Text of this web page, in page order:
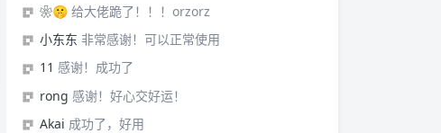
❀🤫 给大佬跪了！！！orzorz
小东东 非常感谢！可以正常使用
11 感谢！成功了
rong 感谢！好心交好运！
Akai 成功了，好用